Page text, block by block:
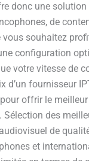
donc une
de
souhaitez
configuration
votre vitesse de
fournisseur
offrir le
des
de
et